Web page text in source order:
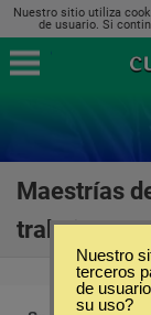
Nuestro sitio utiliza
de usuario. Si
Maestrías
trabajo en
Nuestro
terceros
de
su uso?